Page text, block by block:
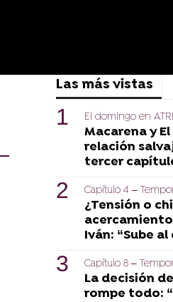
Las más vistas
El domingo en
Macarena y
relación
tercer
Capítulo 4 –
¿Tensión o
Iván: “Sube
Capítulo 8 –
La decisión
rompe todo: